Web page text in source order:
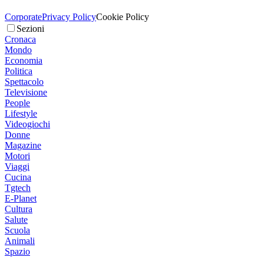
CorporatePrivacy PolicyCookie Policy
Sezioni
Cronaca
Mondo
Economia
Politica
Spettacolo
Televisione
People
Lifestyle
Videogiochi
Donne
Magazine
Motori
Viaggi
Cucina
Tgtech
E-Planet
Cultura
Salute
Scuola
Animali
Spazio